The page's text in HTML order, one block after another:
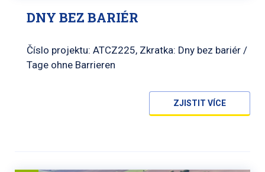
DNY BEZ BARIÉR
Číslo projektu: ATCZ225, Zkratka: Dny bez bariér /
Tage ohne Barrieren
ZJISTIT VÍCE